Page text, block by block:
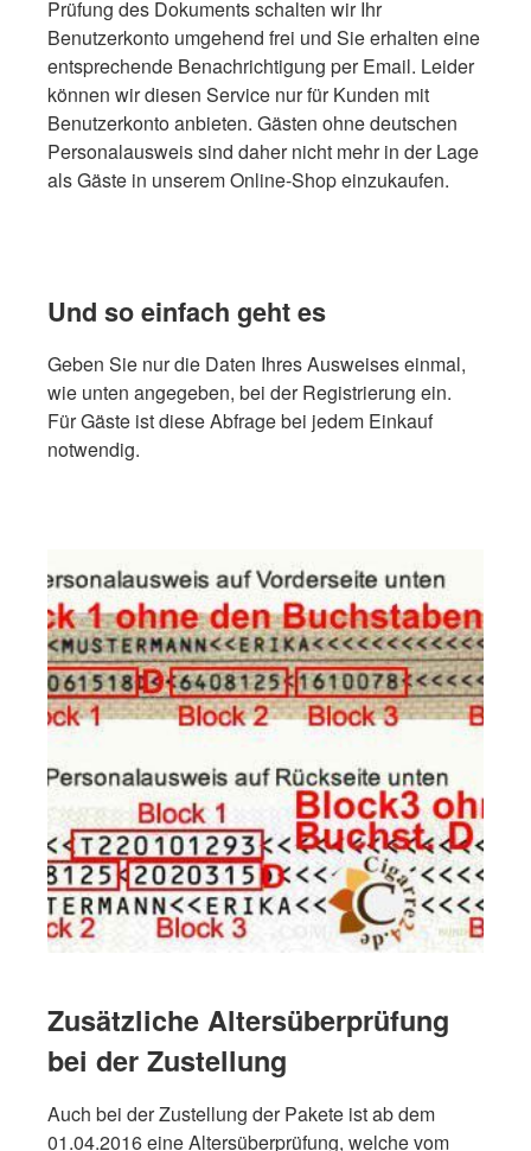
Prüfung des Dokuments schalten wir Ihr
Benutzerkonto umgehend frei und Sie erhalten eine
entsprechende Benachrichtigung per Email. Leider
können wir diesen Service nur für Kunden mit
Benutzerkonto anbieten. Gästen ohne deutschen
Personalausweis sind daher nicht mehr in der Lage
als Gäste in unserem Online-Shop einzukaufen.
Und so einfach geht es
Geben Sie nur die Daten Ihres Ausweises einmal,
wie unten angegeben, bei der Registrierung ein.
Für Gäste ist diese Abfrage bei jedem Einkauf
notwendig.
Zusätzliche Altersüberprüfung
bei der Zustellung
Auch bei der Zustellung der Pakete ist ab dem
01.04.2016 eine Altersüberprüfung, welche vom